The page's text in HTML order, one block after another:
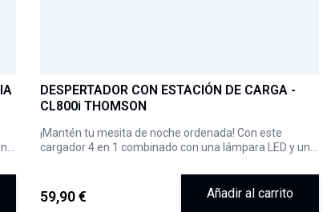
DESPERTADOR CON ESTACIÓN DE CARGA -
CL800i THOMSON
¡Mantén tu mesita de noche ordenada! Con este
cargador 4 en 1 combinado con una lámpara LED y un
aprovechar al máximo el espacio en cualquier mueble.
59,90 € Añadir al carrito